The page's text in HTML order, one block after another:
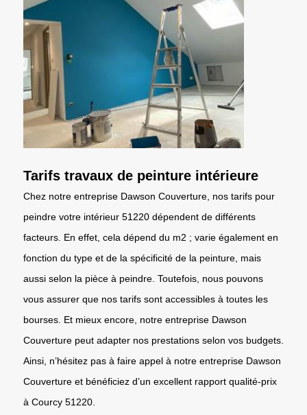
Tarifs travaux de peinture intérieure
Chez notre entreprise Dawson Couverture, nos tarifs pour
peindre votre intérieur 51220 dépendent de différents
facteurs. En effet, cela dépend du m2 ; varie également en
fonction du type et de la spécificité de la peinture, mais
aussi selon la pièce à peindre. Toutefois, nous pouvons
vous assurer que nos tarifs sont accessibles à toutes les
bourses. Et mieux encore, notre entreprise Dawson
Couverture peut adapter nos prestations selon vos budgets.
Ainsi, n’hésitez pas à faire appel à notre entreprise Dawson
Couverture et bénéficiez d’un excellent rapport qualité-prix
à Courcy 51220.